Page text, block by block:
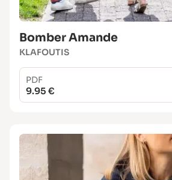
Bomber Amande
KLAFOUTIS
PDF
9.95 €